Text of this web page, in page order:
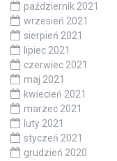
październik 2021
wrzesień 2021
sierpień 2021
lipiec 2021
czerwiec 2021
maj 2021
kwiecień 2021
marzec 2021
luty 2021
styczeń 2021
grudzień 2020